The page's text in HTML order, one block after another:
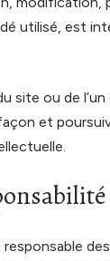
utilisé, est
site ou de
et